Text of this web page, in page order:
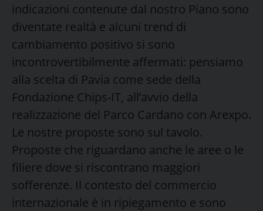
indicazioni contenute dal nostro Piano sono
diventate realtà e alcuni trend di
cambiamento positivo si sono
incontrovertibilmente affermati: pensiamo
alla scelta di Pavia come sede della
Fondazione Chips-IT, all’avvio della
realizzazione del Parco Cardano con Arexpo.
Le nostre proposte sono sul tavolo.
Proposte che riguardano anche le aree o le
filiere dove si riscontrano maggiori
sofferenze. Il contesto del commercio
internazionale è in ripiegamento e sono